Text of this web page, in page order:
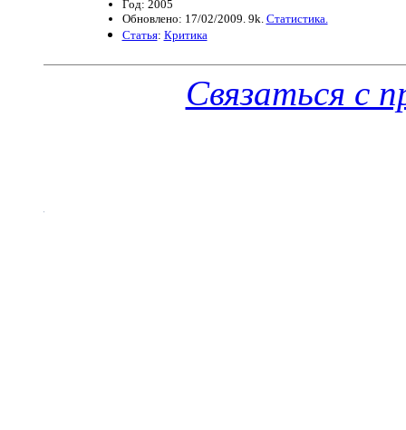
Год: 2005
Обновлено: 17/02/2009. 9k. Статистика.
Статья: Критика
Связаться с